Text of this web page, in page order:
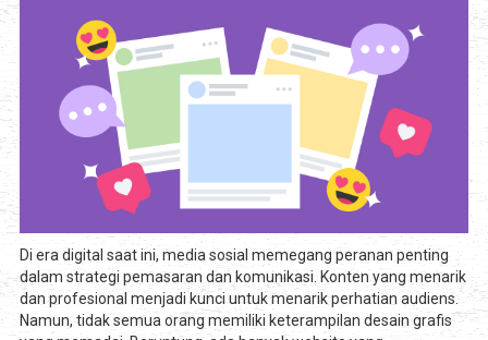
Di era digital saat ini, media sosial memegang peranan penting
dalam strategi pemasaran dan komunikasi. Konten yang menarik
dan profesional menjadi kunci untuk menarik perhatian audiens.
Namun, tidak semua orang memiliki keterampilan desain grafis